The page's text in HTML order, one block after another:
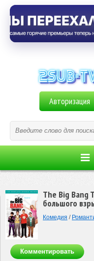
Авторизация
The Big Bang
большого
Комедия /
Комментировать